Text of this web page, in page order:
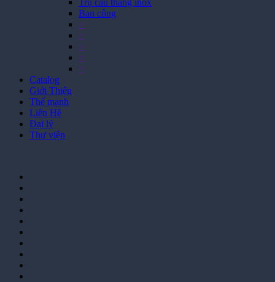
Trụ cầu thang inox
Ban công
>
>
>
>
>
Catalog
Giới Thiệu
Thế mạnh
Liên Hệ
Đại lý
Thư viện